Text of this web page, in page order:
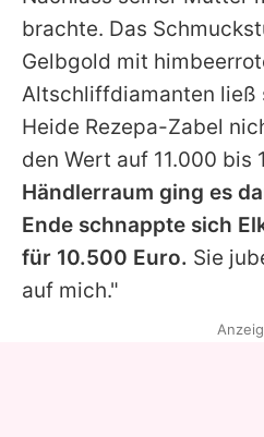
brachte. Das
Gelbgold mit
Altschliffdiamanten ließ
Heide Rezepa-Zabel
den Wert auf 11.000 bis
Händlerraum ging es
Ende schnappte sich
für 10.500 Euro. Sie
auf mich."